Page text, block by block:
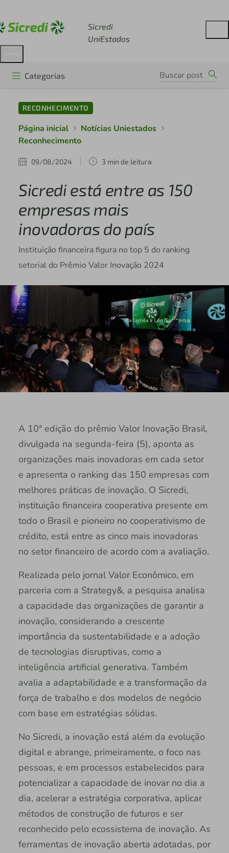
Sicredi
UniEstados
Categorias
RECONHECIMENTO
Página inicial
Notícias Uniestados
Reconhecimento
09/08/2024 3 min de leitura
Sicredi está entre as 150
empresas mais
inovadoras do país
Instituição financeira figura no top 5 do ranking
setorial do Prêmio Valor Inovação 2024
A 10ª edição do prêmio Valor Inovação Brasil,
divulgada na segunda-feira (5), aponta as
organizações mais inovadoras em cada setor
e apresenta o ranking das 150 empresas com
melhores práticas de inovação. O Sicredi,
instituição financeira cooperativa presente em
todo o Brasil e pioneiro no cooperativismo de
crédito, está entre as cinco mais inovadoras
no setor financeiro de acordo com a avaliação.
Realizada pelo jornal Valor Econômico, em
parceria com a Strategy&, a pesquisa analisa
a capacidade das organizações de garantir a
inovação, considerando a crescente
importância da sustentabilidade e a adoção
de tecnologias disruptivas, como a
inteligência artificial generativa. Também
avalia a adaptabilidade e a transformação da
força de trabalho e dos modelos de negócio
com base em estratégias sólidas.
No Sicredi, a inovação está além da evolução
digital e abrange, primeiramente, o foco nas
pessoas, e em processos estabelecidos para
potencializar a capacidade de inovar no dia a
dia, acelerar a estratégia corporativa, aplicar
métodos de construção de futuros e ser
reconhecido pelo ecossistema de inovação. As
ferramentas de inovação aberta adotadas, por